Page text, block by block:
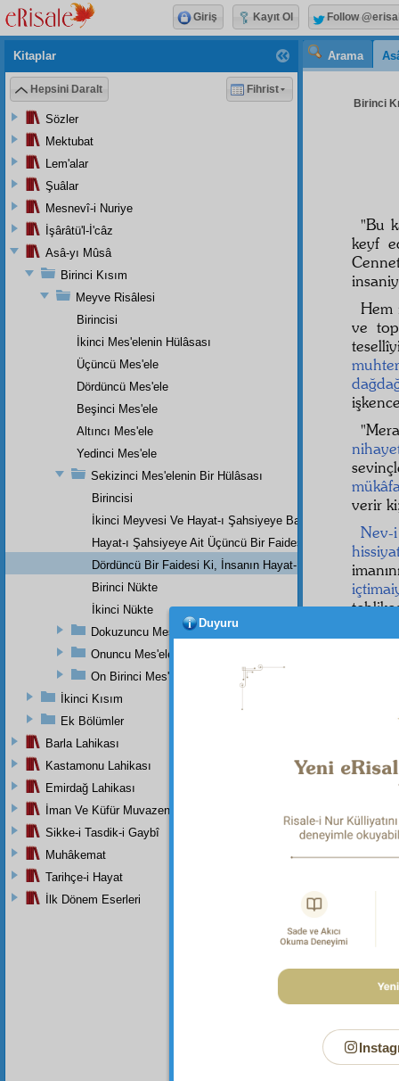
Arama
Birinci
"Bu
keyf
Hem
ve
verir
bir
Bu
Hem
Kitaplar
Hepsini Daralt Fihrist
Sözler
Mektubat
Lem'alar
Şuâlar
Mesnevî-i Nuriye
İşârâtü'l-İ'câz
Asâ-yı Mûsâ
Birinci Kısım
Meyve Risâlesi
Birincisi
İkinci Mes'elenin Hülâsası
Üçüncü Mes'ele
Dördüncü Mes'ele
Beşinci Mes'ele
Altıncı Mes'ele
Yedinci Mes'ele
Sekizinci Mes'elenin Bir Hülâsası
Birincisi
İkinci Meyvesi Ve Hayat-ı Şahsiyeye Bakan Bir Faidesi
Hayat-ı Şahsiyeye Ait Üçüncü Bir Faidesi
Dördüncü Bir Faidesi Ki, İnsanın Hayat-ı İçtimaiyesine
Birinci Nükte
İkinci Nükte
Dokuzuncu Mesele
Onuncu Mes'ele
On Birinci Mes'ele
İkinci Kısım
Ek Bölümler
Barla Lahikası
Kastamonu Lahikası
Emirdağ Lahikası
İman Ve Küfür Muvazeneleri
Sikke-i Tasdik-i Gaybî
Muhâkemat
Tarihçe-i Hayat
İlk Dönem Eserleri
Giriş Kayıt Ol Follow
Duyuru